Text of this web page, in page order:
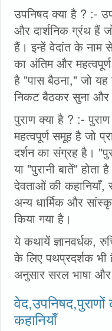
उपनिषद क्या है ? :-
और दार्शनिक ग्रंथ हैं
हैं। इन्हें वेदांत के नाम
का अंतिम और
है "पास बैठना," जो यह
निकट बैठकर सुना और
पुराण क्या है ? :-
महत्वपूर्ण समूह है जो
दर्शन का संग्रह है।
या "पुरानी बातें" होता
देवताओं की
अन्य धार्मिक और
किया गया है।
ये कथायें ज्ञानवर्धक,
के लिए पथप्रदर्शक
अनुसार सरल भाषा और
कहानियाँ